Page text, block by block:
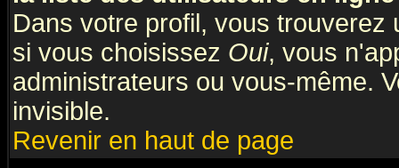
Dans votre profil, vous trouverez
si vous choisissez Oui, vous
administrateurs ou vous-même.
invisible.
Revenir en haut de page